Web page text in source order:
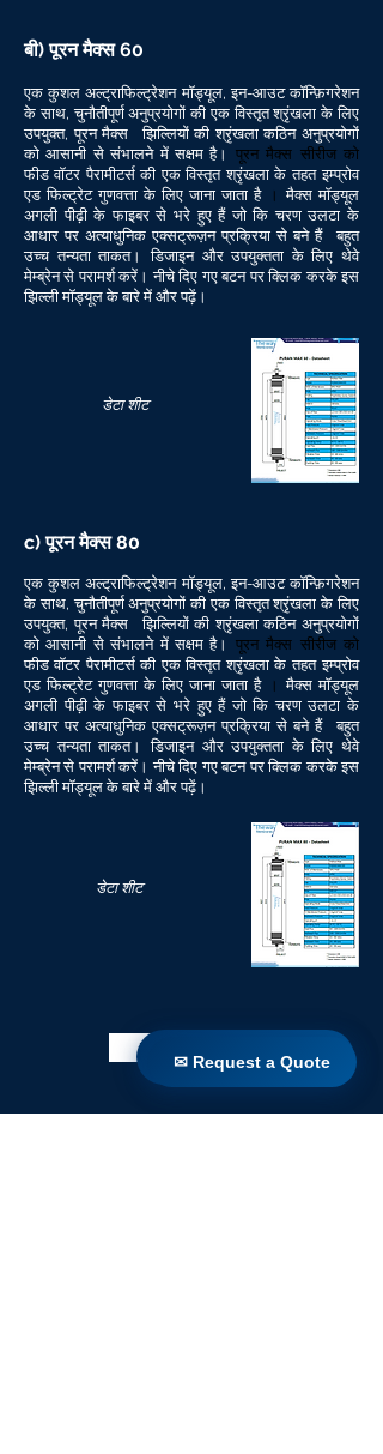
बी) पूरन मैक्स 60
एक कुशल अल्ट्राफिल्ट्रेशन मॉड्यूल, इन-आउट कॉन्फ़िगरेशन
के साथ, चुनौतीपूर्ण अनुप्रयोगों की एक विस्तृत श्रृंखला के लिए
उपयुक्त, पूरन मैक्स
झिल्लियों की श्रृंखला कठिन अनुप्रयोगों
को आसानी से संभालने में सक्षम है।
पूरन मैक्स सीरीज को
फीड वॉटर पैरामीटर्स की एक विस्तृत श्रृंखला के तहत इम्प्रोव
एड फिल्ट्रेट गुणवत्ता के लिए जाना जाता है।मैक्स मॉड्यूल
अगली पीढ़ी के फाइबर से भरे हुए हैं जो कि चरण उलटा के
आधार पर अत्याधुनिक एक्सट्रूज़न प्रक्रिया से बने हैं
बहुत
उच्च तन्यता ताकत।
डिजाइन और उपयुक्तता के लिए थेवे
मेम्ब्रेन से परामर्श करें। नीचे दिए गए बटन पर क्लिक करके इस
झिल्ली मॉड्यूल के बारे में और पढ़ें।
डेटा शीट
c) पूरन मैक्स 80
एक कुशल अल्ट्राफिल्ट्रेशन मॉड्यूल, इन-आउट कॉन्फ़िगरेशन
के साथ, चुनौतीपूर्ण अनुप्रयोगों की एक विस्तृत श्रृंखला के लिए
उपयुक्त, पूरन मैक्स
झिल्लियों की श्रृंखला कठिन अनुप्रयोगों
को आसानी से संभालने में सक्षम है।
पूरन मैक्स सीरीज को
फीड वॉटर पैरामीटर्स की एक विस्तृत श्रृंखला के तहत इम्प्रोव
एड फिल्ट्रेट गुणवत्ता के लिए जाना जाता है।मैक्स मॉड्यूल
अगली पीढ़ी के फाइबर से भरे हुए हैं जो कि चरण उलटा के
आधार पर अत्याधुनिक एक्सट्रूज़न प्रक्रिया से बने हैं
बहुत
उच्च तन्यता ताकत।
डिजाइन और उपयुक्तता के लिए थेवे
मेम्ब्रेन से परामर्श करें। नीचे दिए गए बटन पर क्लिक करके इस
झिल्ली मॉड्यूल के बारे में और पढ़ें।
डेटा शीट
पुस्तकालय में वापस
✉ Request a Quote
✉ Request a Quote